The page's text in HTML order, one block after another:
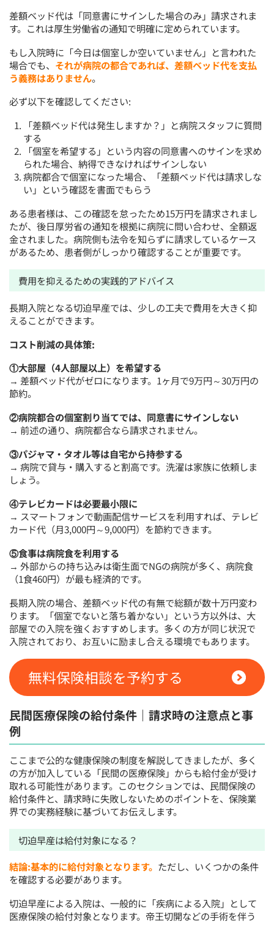
差額ベッド代は「同意書にサインした場合のみ」請求されま
す。これは厚生労働省の通知で明確に定められています。
もし入院時に「今日は個室しか空いていません」と言われた
場合でも、 それが病院の都合であれば、差額ベッド代を支払
う義務はありません。
必ず以下を確認してください:
「差額ベッド代は発生しますか？」と病院スタッフに質問
する
「個室を希望する」という内容の同意書へのサインを求め
られた場合、納得できなければサインしない
病院都合で個室になった場合、「差額ベッド代は請求しな
い」という確認を書面でもらう
ある患者様は、この確認を怠ったため15万円を請求されまし
たが、後日厚労省の通知を根拠に病院に問い合わせ、全額返
金されました。病院側も法令を知らずに請求しているケース
があるため、患者側がしっかり確認することが重要です。
費用を抑えるための実践的アドバイス
長期入院となる切迫早産では、少しの工夫で費用を大きく抑
えることができます。
コスト削減の具体策:
①大部屋（4人部屋以上）を希望する
→ 差額ベッド代がゼロになります。1ヶ月で9万円～30万円の
節約。
②病院都合の個室割り当てでは、同意書にサインしない
→ 前述の通り、病院都合なら請求されません。
③パジャマ・タオル等は自宅から持参する
→ 病院で貸与・購入すると割高です。洗濯は家族に依頼しま
しょう。
④テレビカードは必要最小限に
→ スマートフォンで動画配信サービスを利用すれば、テレビ
カード代（月3,000円～9,000円）を節約できます。
⑤食事は病院食を利用する
→ 外部からの持ち込みは衛生面でNGの病院が多く、病院食
（1食460円）が最も経済的です。
長期入院の場合、差額ベッド代の有無で総額が数十万円変わ
ります。「個室でないと落ち着かない」という方以外は、大
部屋での入院を強くおすすめします。多くの方が同じ状況で
入院されており、お互いに励まし合える環境でもあります。
無料保険相談を予約する
民間医療保険の給付条件｜請求時の注意点と事
例
ここまで公的な健康保険の制度を解説してきましたが、多く
の方が加入している「民間の医療保険」からも給付金が受け
取れる可能性があります。このセクションでは、民間保険の
給付条件と、請求時に失敗しないためのポイントを、保険業
界での実務経験に基づいてお伝えします。
切迫早産は給付対象になる？
結論:基本的に給付対象となります。 ただし、いくつかの条件
を確認する必要があります。
切迫早産による入院は、一般的に「疾病による入院」として
医療保険の給付対象となります。帝王切開などの手術を伴う